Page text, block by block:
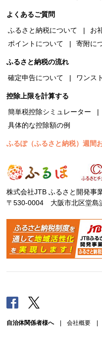
よくあるご質問
ふるさと納税について
お
ポイントについて
寄附に
ふるさと納税の流れ
確定申告について
ワンス
控除上限を計算する
簡単税控除シミュレーター
具体的な控除額の例
ふるぽ（ふるさと納税）週間
株式会社JTB ふるさと開発事
〒530-0004 大阪市北区堂島
Facebook
自治体関係者様へ| 会社概要